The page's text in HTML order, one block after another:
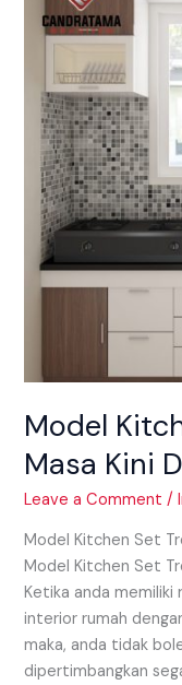
Model
Masa Kini
Leave a Comment /
Model Kitchen Set
Model Kitchen Set
Ketika anda memiliki
interior rumah
maka, anda tidak
dipertimbangkan
Trendy
Masa
Kini
Timor
Leste